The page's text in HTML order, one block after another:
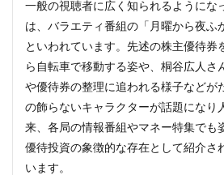
一般の視聴者に広く知られるようにな
は、バラエティ番組の「月曜から夜ふ
といわれています。先述の株主優待券
ら自転車で移動する姿や、桐谷広人さ
や優待券の整理に追われる様子などが
の飾らないキャラクターが話題になり
来、各局の情報番組やマネー特集でも
優待投資の象徴的な存在として紹介さ
います。